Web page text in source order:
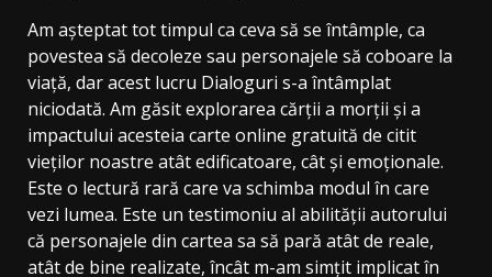
Am așteptat tot timpul ca ceva să se întâmple, ca
povestea să decoleze sau personajele să coboare la
viață, dar acest lucru Dialoguri s-a întâmplat
niciodată. Am găsit explorarea cărții a morții și a
impactului acesteia carte online gratuită de citit
vieților noastre atât edificatoare, cât și emoționale.
Este o lectură rară care va schimba modul în care
vezi lumea. Este un testimoniu al abilității autorului
că personajele din cartea sa să pară atât de reale,
atât de bine realizate, încât m-am simțit implicat în